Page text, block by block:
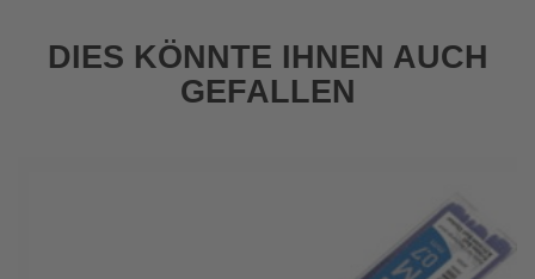
DIES KÖNNTE IHNEN AUCH
GEFALLEN